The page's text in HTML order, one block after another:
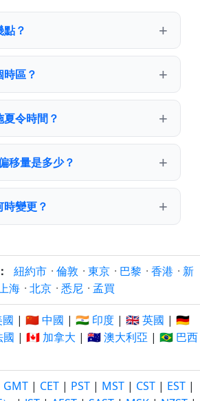
？
區？
令時間？
移量是多少？
變更？
紐約市 · 倫敦 · 東京 · 巴黎 · 香港 · 新
海 · 北京 · 悉尼 · 孟買
| 🇨🇳 中國 | 🇮🇳 印度 | 🇬🇧 英國 | 🇩🇪
| 🇨🇦 加拿大 | 🇦🇺 澳大利亞 | 🇧🇷 巴西
GMT | CET | PST | MST | CST | EST |